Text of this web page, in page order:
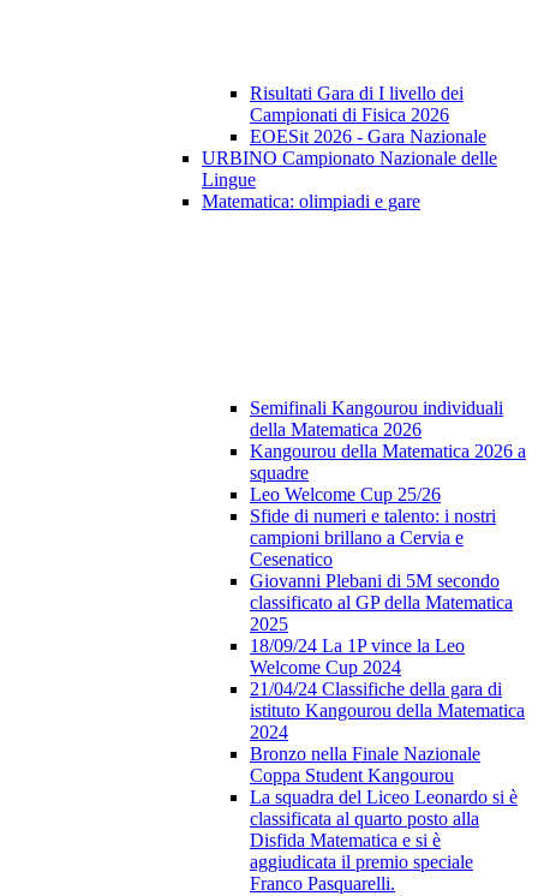
Risultati Gara di I livello dei
Campionati di Fisica 2026
EOESit 2026 - Gara Nazionale
URBINO Campionato Nazionale delle
Lingue
Matematica: olimpiadi e gare
Semifinali Kangourou individuali
della Matematica 2026
Kangourou della Matematica 2026 a
squadre
Leo Welcome Cup 25/26
Sfide di numeri e talento: i nostri
campioni brillano a Cervia e
Cesenatico
Giovanni Plebani di 5M secondo
classificato al GP della Matematica
2025
18/09/24 La 1P vince la Leo
Welcome Cup 2024
21/04/24 Classifiche della gara di
istituto Kangourou della Matematica
2024
Bronzo nella Finale Nazionale
Coppa Student Kangourou
La squadra del Liceo Leonardo si è
classificata al quarto posto alla
Disfida Matematica e si è
aggiudicata il premio speciale
Franco Pasquarelli.